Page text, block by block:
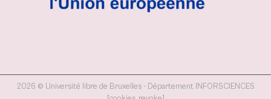
2026 © Université libre de Bruxelles - Département INFORSCIENCES